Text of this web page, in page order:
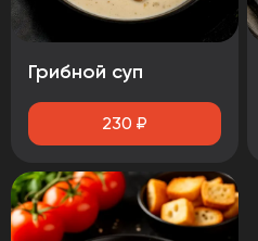
Грибной суп
230 ₽